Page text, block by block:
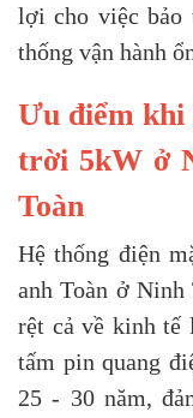
lợi cho việc bảo
thống vận hành
Ưu điểm khi
trời 5kW ở
Toàn
Hệ thống điện
anh Toàn ở
rệt cả về kinh tế
tấm pin quang
25 - 30 năm,